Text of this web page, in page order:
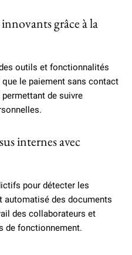
grâce à la
outils et fonctionnalités
le paiement sans contact
de suivre
internes avec
pour détecter les
automatisé des documents
des collaborateurs et
de fonctionnement.